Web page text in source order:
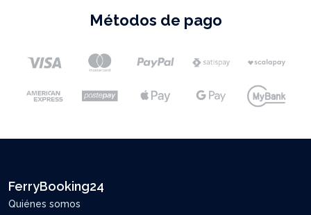
Métodos de pago
FerryBooking24
Quiénes somos